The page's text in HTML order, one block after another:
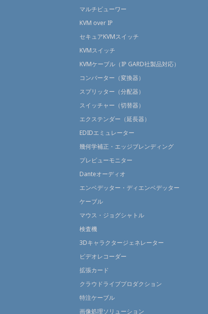
マルチビューワー
KVM over IP
セキュアKVMスイッチ
KVMスイッチ
KVMケーブル（IP GARD社製品対応）
コンバーター（変換器）
スプリッター（分配器）
スイッチャー（切替器）
エクステンダー（延長器）
EDIDエミュレーター
幾何学補正・エッジブレンディング
プレビューモニター
Danteオーディオ
エンベデッター・ディエンベデッター
ケーブル
マウス・ジョグシャトル
検査機
3Dキャラクタージェネレーター
ビデオレコーダー
拡張カード
クラウドライブプロダクション
特注ケーブル
画像処理ソリューション